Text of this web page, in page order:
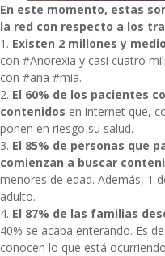
En este momento, estas
la red con respecto a los
1. Existen 2 millones y
con #Anorexia y casi cuatro
con #ana #mia.
2. El 60% de los pacientes
contenidos en internet que,
ponen en riesgo su salud.
3. El 85% de personas que
comienzan a buscar
menores de edad. Además, 1
adulto.
4. El 87% de las familias
40% se acaba enterando. Es
conocen lo que está